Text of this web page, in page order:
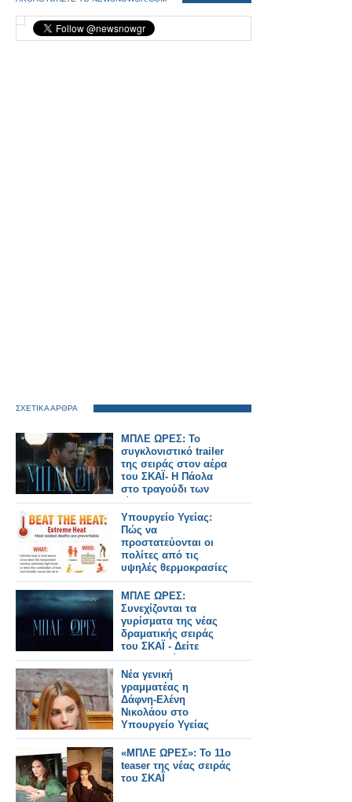
ΣΧΕΤΙΚΑ ΑΡΘΡΑ
ΜΠΛΕ ΩΡΕΣ: Το
συγκλονιστικό trailer
της σειράς στον αέρα
του ΣΚΑΪ- Η Πάολα
στο τραγούδι των
τίτλων
Υπουργείο Υγείας:
Πώς να
προστατεύονται οι
πολίτες από τις
υψηλές θερμοκρασίες
ΜΠΛΕ ΩΡΕΣ:
Συνεχίζονται τα
γυρίσματα της νέας
δραματικής σειράς
του ΣΚΑΪ - Δείτε
φωτογραφίες...
Νέα γενική
γραμματέας η
Δάφνη‑Ελένη
Νικολάου στο
Υπουργείο Υγείας
«ΜΠΛΕ ΩΡΕΣ»: Το 11ο
teaser της νέας σειράς
του ΣΚΑΪ